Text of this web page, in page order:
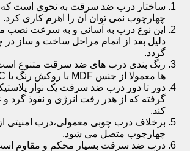
ساختار درب ضد سرقت به نحوی است که
چهارچوب نمی توان آن را اهرم کاری کرد.
این نوع درب به آسانی و به سرعت نصب
دلیل بعد از اتمام مراحل ساخت و ساز
گردد.
رنگ بندی درب های ضد سرقت متنوع
ها معمولا از جنس MDF با روکش رنگ یا PVC می باشد.
دور تا دور درب ضد سرقت یک نوار
گرفته که از هدر رفت انرژی و نفوذ گرد
کند.
برخلاف درب چوبی معمولی،درب امنیتی
چهارچوب متصل می شود.
درب ضد سرقت بسیار محکم و مقاوم است